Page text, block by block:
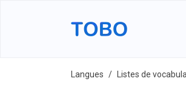
Langues Listes de